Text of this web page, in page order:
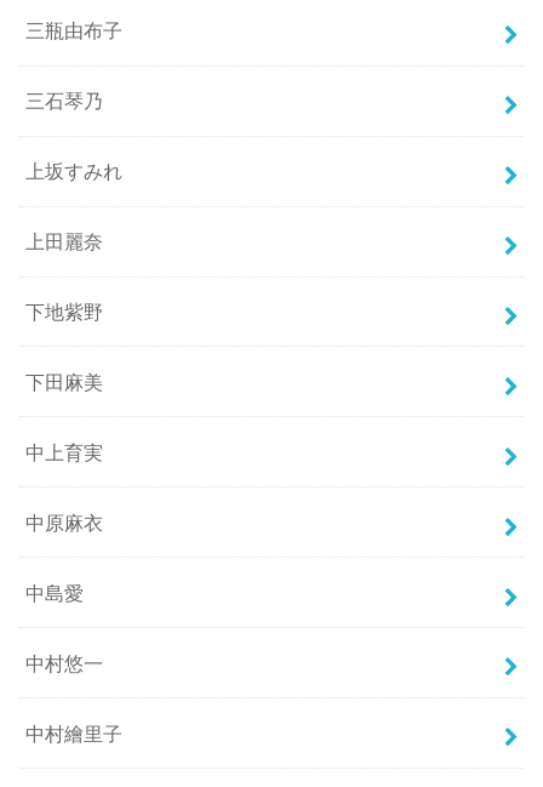
三瓶由布子
三石琴乃
上坂すみれ
上田麗奈
下地紫野
下田麻美
中上育実
中原麻衣
中島愛
中村悠一
中村繪里子